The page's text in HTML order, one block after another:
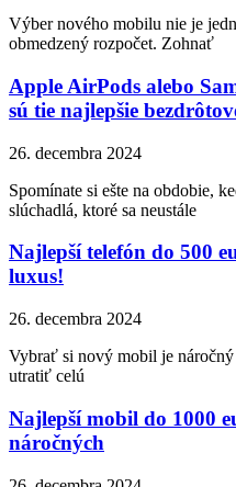
Výber nového mobilu nie je
obmedzený rozpočet. Zohnať
Apple AirPods alebo
sú tie najlepšie
26. decembra 2024
Spomínate si ešte na obdobie,
slúchadlá, ktoré sa neustále
Najlepší telefón do 500
luxus!
26. decembra 2024
Vybrať si nový mobil je
utratiť celú
Najlepší mobil do 1000
náročných